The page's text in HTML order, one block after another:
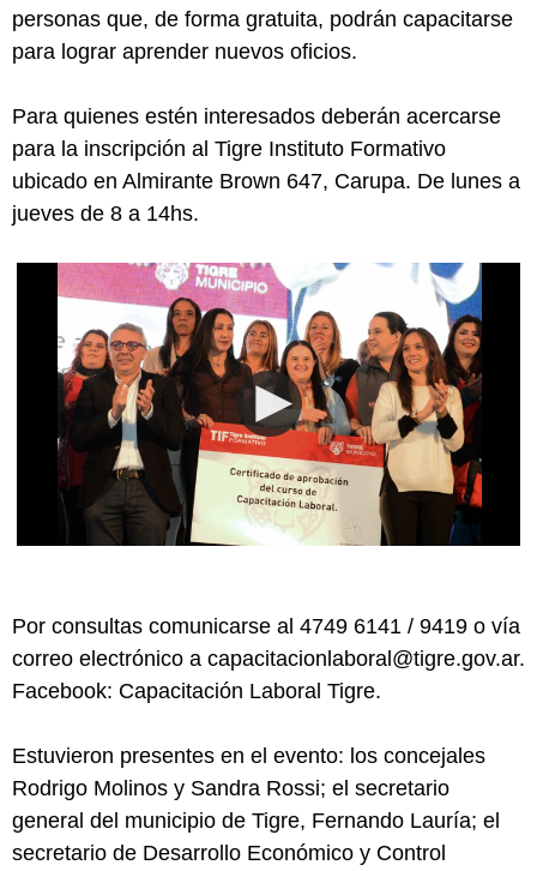
personas que, de forma gratuita, podrán capacitarse
para lograr aprender nuevos oficios.
Para quienes estén interesados deberán acercarse
para la inscripción al Tigre Instituto Formativo
ubicado en Almirante Brown 647, Carupa. De lunes a
jueves de 8 a 14hs.
Por consultas comunicarse al 4749 6141 / 9419 o vía
correo electrónico a capacitacionlaboral@tigre.gov.ar.
Facebook: Capacitación Laboral Tigre.
Estuvieron presentes en el evento: los concejales
Rodrigo Molinos y Sandra Rossi; el secretario
general del municipio de Tigre, Fernando Lauría; el
secretario de Desarrollo Económico y Control